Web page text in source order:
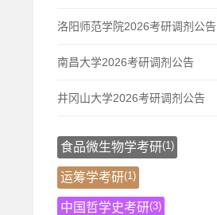
洛阳师范学院2026考研调剂公告
南昌大学2026考研调剂公告
井冈山大学2026考研调剂公告
食品微生物学考研(1)
运筹学考研(1)
中国哲学史考研(3)